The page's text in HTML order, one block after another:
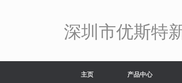
深圳市优斯特
主页 产品中心